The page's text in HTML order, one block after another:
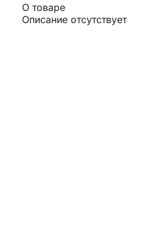
О товаре
Описание отсутствует